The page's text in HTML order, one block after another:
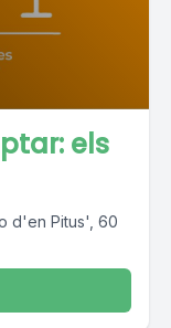
els
d'en Pitus', 60